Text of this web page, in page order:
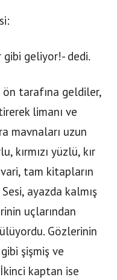
gibi geliyor!- dedi.
tarafına geldiler,
limanı ve
mavnaları uzun
kırmızı yüzlü, kır
tam kitapların
ayazda kalmış
uçlarından
Gözlerinin
şişmiş ve
kaptan ise